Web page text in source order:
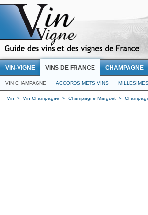
VIN-VIGNE VINS DE FRANCE CHAMPAGNE
VIN CHAMPAGNE ACCORDS METS VINS MILLESIMES
Vin > Vin Champagne > Champagne Marguet >